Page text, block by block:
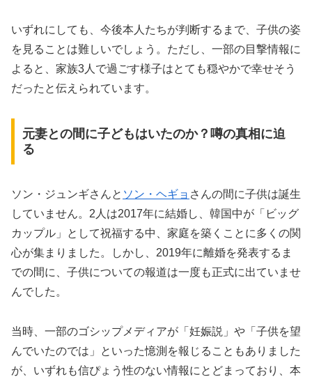
いずれにしても、今後本人たちが判断するまで、子供の姿
を見ることは難しいでしょう。ただし、一部の目撃情報に
よると、家族3人で過ごす様子はとても穏やかで幸せそう
だったと伝えられています。
元妻との間に子どもはいたのか？噂の真相に迫
る
ソン・ジュンギさんと ソン・ヘギョ さんの間に子供は誕生
していません。2人は2017年に結婚し、韓国中が「ビッグ
カップル」として祝福する中、家庭を築くことに多くの関
心が集まりました。しかし、2019年に離婚を発表するま
での間に、子供についての報道は一度も正式に出ていませ
んでした。
当時、一部のゴシップメディアが「妊娠説」や「子供を望
んでいたのでは」といった憶測を報じることもありました
が、いずれも信ぴょう性のない情報にとどまっており、本